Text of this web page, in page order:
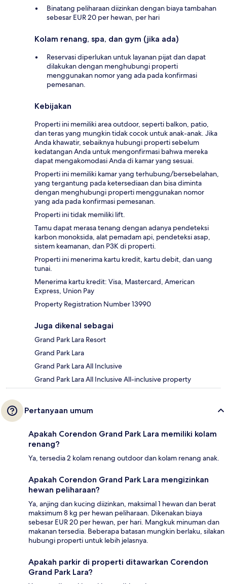
Binatang peliharaan diizinkan dengan biaya tambahan
sebesar EUR 20 per hewan, per hari
Kolam renang, spa, dan gym (jika ada)
Reservasi diperlukan untuk layanan pijat dan dapat
dilakukan dengan menghubungi properti
menggunakan nomor yang ada pada konfirmasi
pemesanan.
Kebijakan
Properti ini memiliki area outdoor, seperti balkon, patio,
dan teras yang mungkin tidak cocok untuk anak-anak. Jika
Anda khawatir, sebaiknya hubungi properti sebelum
kedatangan Anda untuk mengonfirmasi bahwa mereka
dapat mengakomodasi Anda di kamar yang sesuai.
Properti ini memiliki kamar yang terhubung/bersebelahan,
yang tergantung pada ketersediaan dan bisa diminta
dengan menghubungi properti menggunakan nomor
yang ada pada konfirmasi pemesanan.
Properti ini tidak memiliki lift.
Tamu dapat merasa tenang dengan adanya pendeteksi
karbon monoksida, alat pemadam api, pendeteksi asap,
sistem keamanan, dan P3K di properti.
Properti ini menerima kartu kredit, kartu debit, dan uang
tunai.
Menerima kartu kredit: Visa, Mastercard, American
Express, Union Pay
Property Registration Number 13990
Juga dikenal sebagai
Grand Park Lara Resort
Grand Park Lara
Grand Park Lara All Inclusive
Grand Park Lara All Inclusive All-inclusive property
Pertanyaan umum
Apakah Corendon Grand Park Lara memiliki kolam
renang?
Ya, tersedia 2 kolam renang outdoor dan kolam renang anak.
Apakah Corendon Grand Park Lara mengizinkan
hewan peliharaan?
Ya, anjing dan kucing diizinkan, maksimal 1 hewan dan berat
maksimum 8 kg per hewan peliharaan. Dikenakan biaya
sebesar EUR 20 per hewan, per hari. Mangkuk minuman dan
makanan tersedia. Beberapa batasan mungkin berlaku, silakan
hubungi properti untuk lebih jelasnya.
Apakah parkir di properti ditawarkan Corendon
Grand Park Lara?